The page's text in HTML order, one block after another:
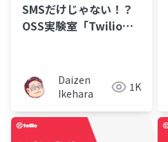
SMSだけじゃない！？
OSS実験室「Twilio
Daizen
Ikehara
1K